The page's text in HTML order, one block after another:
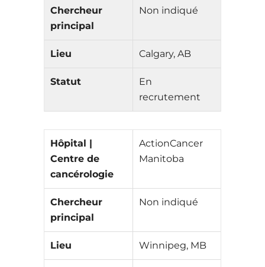
Chercheur
principal
Non indiqué
Lieu Calgary, AB
Statut
En
recrutement
Hôpital |
Centre de
cancérologie
ActionCancer
Manitoba
Chercheur
principal
Non indiqué
Lieu Winnipeg, MB